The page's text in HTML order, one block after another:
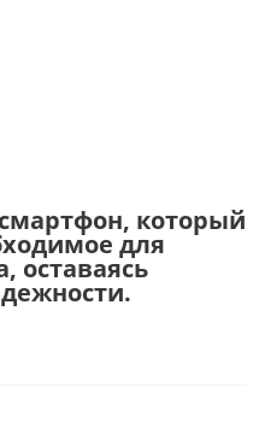
который
для
оставаясь